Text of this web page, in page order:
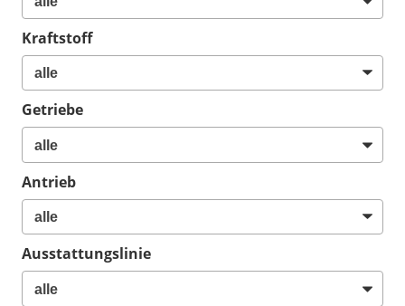
Kraftstoff
Getriebe
Antrieb
Ausstattungslinie